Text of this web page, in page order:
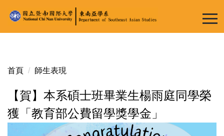
到
主
容
首頁 師生表現
【賀】本系碩士班畢業生楊雨庭同學榮
獲「教育部公費留學獎學金」